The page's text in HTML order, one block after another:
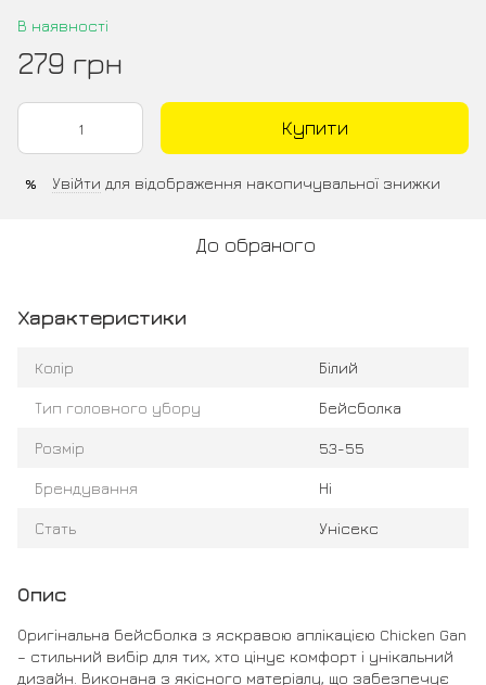
В наявності
279 грн
Купити
% Увійти для відображення накопичувальної знижки
До обраного
Характеристики
Колір Білий
Тип головного убору Бейсболка
Розмір 53-55
Брендування Ні
Стать Унісекс
Опис
Оригінальна бейсболка з яскравою аплікацією Chicken Gan
– стильний вибір для тих, хто цінує комфорт і унікальний
дизайн. Виконана з якісного матеріалу, що забезпечує